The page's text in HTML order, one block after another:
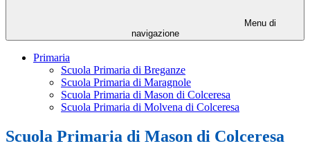
Menu di
navigazione
Primaria
Scuola Primaria di Breganze
Scuola Primaria di Maragnole
Scuola Primaria di Mason di Colceresa
Scuola Primaria di Molvena di Colceresa
Scuola Primaria di Mason di Colceresa